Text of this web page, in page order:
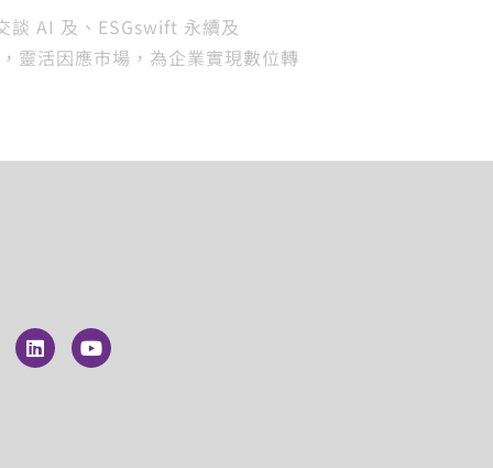
談 AI 及、ESGswift 永續及
靈活因應市場，為企業實現數位轉